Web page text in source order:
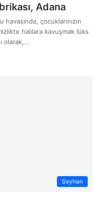
Adana
havasında, çocuklarınızın
halılara kavuşmak lüks
olarak,…
Seyhan